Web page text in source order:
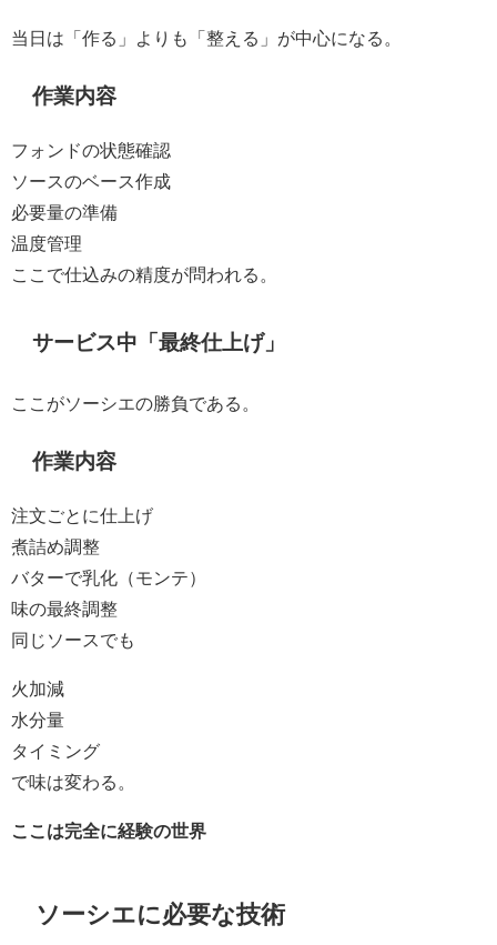
当日は「作る」よりも「整える」が中心になる。
作業内容
フォンドの状態確認
ソースのベース作成
必要量の準備
温度管理
ここで仕込みの精度が問われる。
サービス中「最終仕上げ」
ここがソーシエの勝負である。
作業内容
注文ごとに仕上げ
煮詰め調整
バターで乳化（モンテ）
味の最終調整
同じソースでも
火加減
水分量
タイミング
で味は変わる。
ここは完全に経験の世界
ソーシエに必要な技術